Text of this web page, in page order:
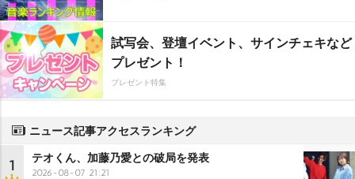
試写会、登壇イベント、サインチェキなど
プレゼント！
プレゼント特集
ニュース記事アクセスランキング
1 テオくん、加藤乃愛との破局を発表
2026-08-07 21:21